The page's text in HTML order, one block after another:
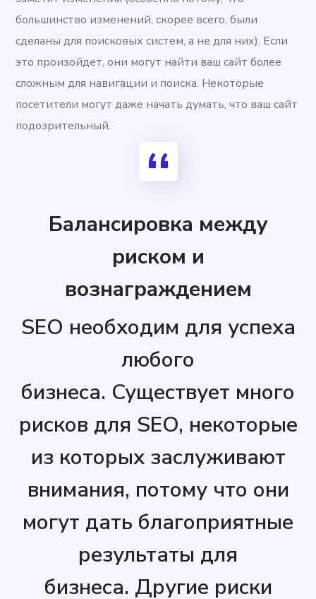
большинство изменений, скорее всего, были
сделаны для поисковых систем, а не для них). Если
это произойдет, они могут найти ваш сайт более
сложным для навигации и поиска. Некоторые
посетители могут даже начать думать, что ваш сайт
подозрительный.
Балансировка между
риском и
вознаграждением
SEO необходим для успеха
любого
бизнеса. Существует много
рисков для SEO, некоторые
из которых заслуживают
внимания, потому что они
могут дать благоприятные
результаты для
бизнеса. Другие риски